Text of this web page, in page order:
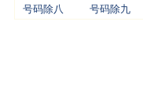
号码除八
号码除九